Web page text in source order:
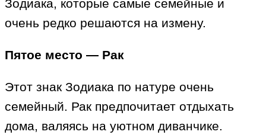
Зодиака, которые самые семейные и
очень редко решаются на измену.
Пятое место — Рак
Этот знак Зодиака по натуре очень
семейный. Рак предпочитает отдыхать
дома, валяясь на уютном диванчике.